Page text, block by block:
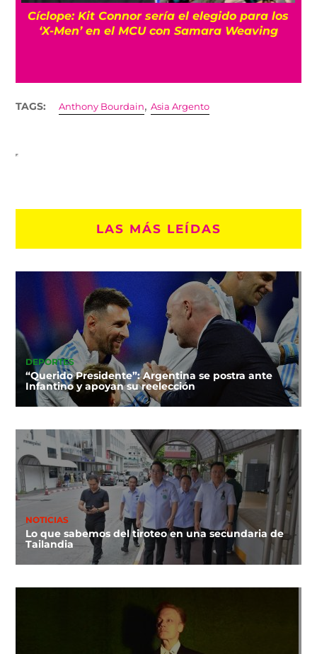
Cíclope: Kit Connor sería el elegido para los
‘X-Men’ en el MCU con Samara Weaving
TAGS: Anthony Bourdain,Asia Argento
LAS MÁS LEÍDAS
DEPORTES
“Querido Presidente”: Argentina se postra ante
Infantino y apoyan su reelección
NOTICIAS
Lo que sabemos del tiroteo en una secundaria de
Tailandia